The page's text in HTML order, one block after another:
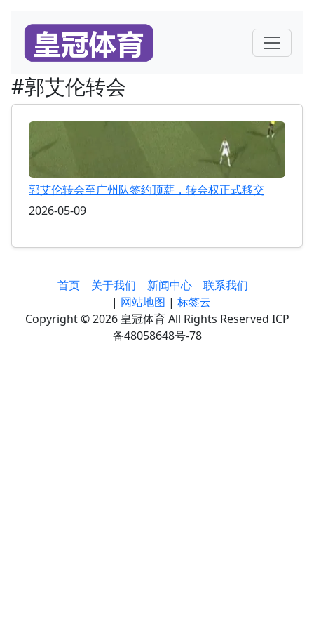
#郭艾伦转会
郭艾伦转会至广州队签约顶薪，转会权正式移交
2026-05-09
首页 关于我们 新闻中心
联系我们
| 网站地图 | 标签云
Copyright © 2026 皇冠体育 All Rights Reserved ICP
备48058648号-78